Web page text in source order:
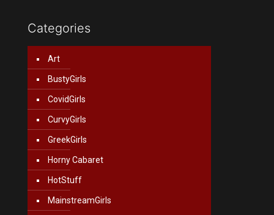
Categories
Art
BustyGirls
CovidGirls
CurvyGirls
GreekGirls
Horny Cabaret
HotStuff
MainstreamGirls